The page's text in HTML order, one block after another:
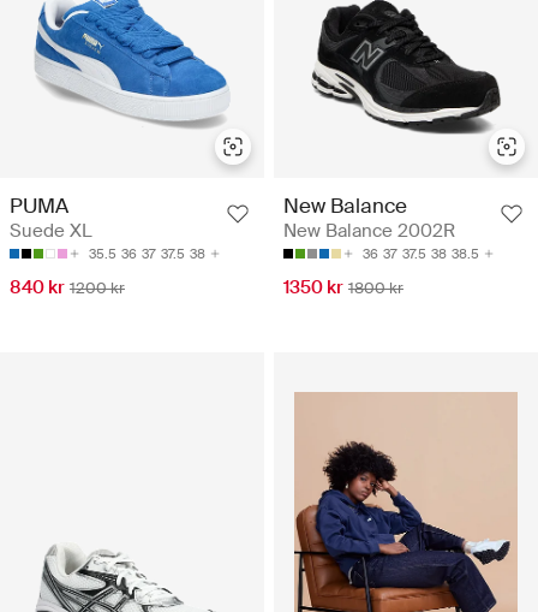
PUMA
Suede XL
35.5 36 37 37.5 38
840 kr 1200 kr
New Balance
New Balance 2002R
36 37 37.5 38 38.5
1350 kr 1800 kr